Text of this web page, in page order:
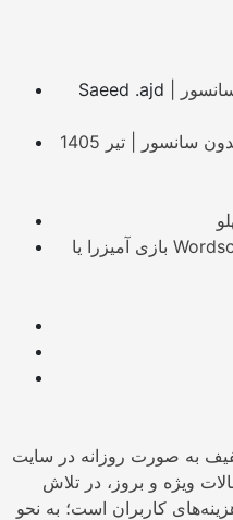
Saeed .ajd
|
سانسور | تیر 1405
به صورت روزانه در سایت
ویژه و بروز، در تلاش
کاربران است؛ به نحو